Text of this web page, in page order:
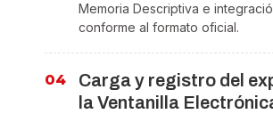
Memoria Descriptiva e
conforme al formato oficial.
Carga y registro del
la Ventanilla